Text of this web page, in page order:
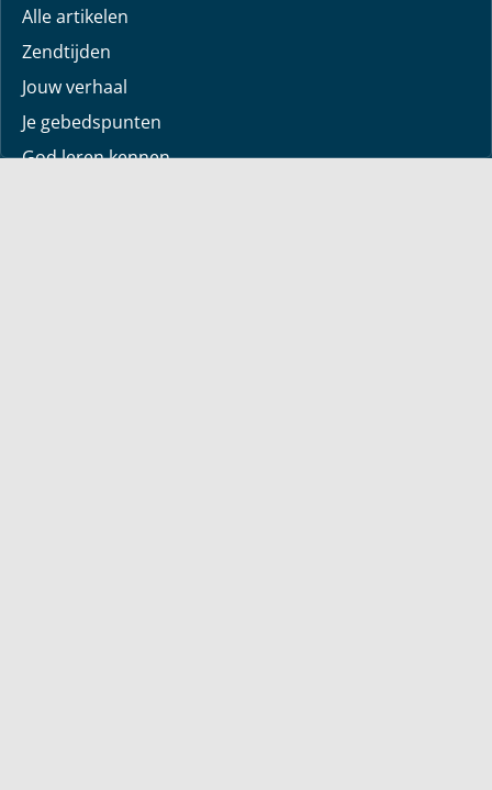
Alle artikelen
Zendtijden
Jouw verhaal
Je gebedspunten
God leren kennen